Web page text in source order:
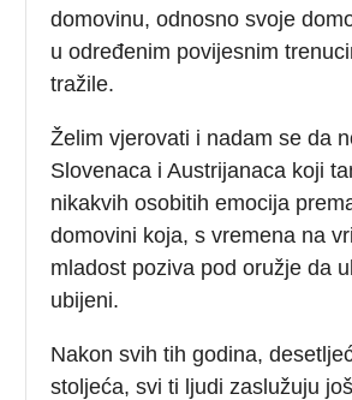
domovinu, odnosno svoje
u određenim povijesnim
tražile.
Želim vjerovati i nadam se da
Slovenaca i Austrijanaca koji
nikakvih osobitih emocija
domovini koja, s vremena na
mladost poziva pod oružje da
ubijeni.
Nakon svih tih godina,
stoljeća, svi ti ljudi zaslužuju